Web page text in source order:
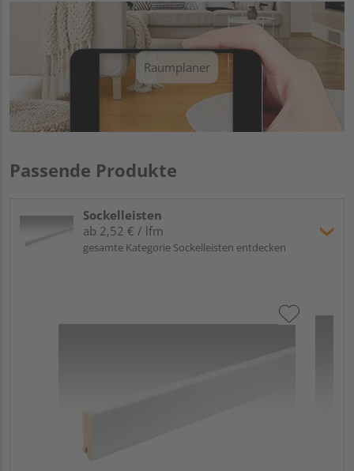
Raumplaner
Passende Produkte
Sockelleisten
ab 2,52 € / lfm
gesamte Kategorie Sockelleisten entdecken